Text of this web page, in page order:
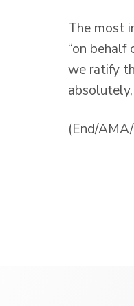
The most
“on
we ratify
(End/